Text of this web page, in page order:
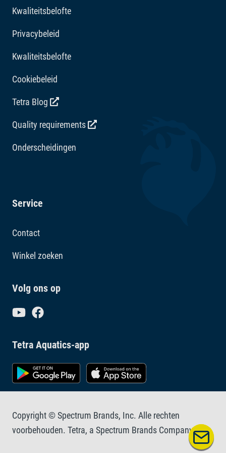
formaat van Tetra FF FilterFloss is geschikt voor de Tetra
Kwaliteitsbelofte
Privacybeleid
Kwaliteitsbelofte
Cookiebeleid
Tetra Blog
Quality requirements
Onderscheidingen
Service
Contact
Winkel zoeken
Volg ons op
Tetra Aquatics-app
Copyright © Spectrum Brands, Inc. Alle rechten
voorbehouden. Tetra, a Spectrum Brands Company